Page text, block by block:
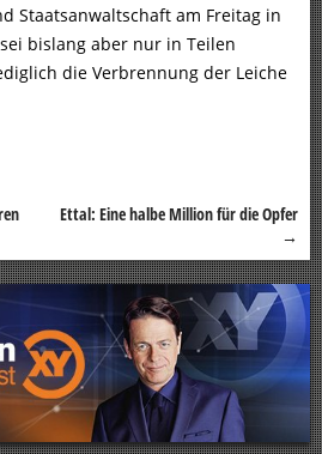
Staatsanwaltschaft am Freitag in
bislang aber nur in Teilen
die Verbrennung der Leiche
Ettal: Eine halbe Million für die Opfer
→